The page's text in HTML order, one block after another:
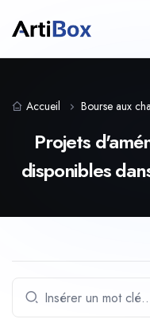
Accueil Bourse aux
Projets
disponibles